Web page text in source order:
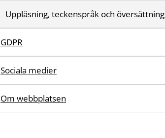
Uppläsning, teckenspråk och översättning
GDPR
Sociala medier
Om webbplatsen